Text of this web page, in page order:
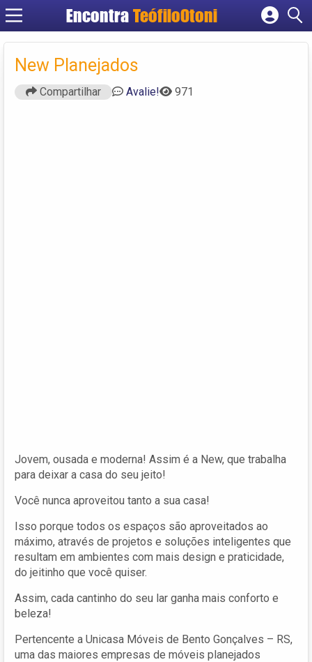
Encontra TeófiloOtoni
Cadastrar empresa
New Planejados
Compartilhar Avalie! 971
Jovem, ousada e moderna! Assim é a New, que trabalha
para deixar a casa do seu jeito!
Você nunca aproveitou tanto a sua casa!
Isso porque todos os espaços são aproveitados ao
máximo, através de projetos e soluções inteligentes que
resultam em ambientes com mais design e praticidade,
do jeitinho que você quiser.
Assim, cada cantinho do seu lar ganha mais conforto e
beleza!
Pertencente a Unicasa Móveis de Bento Gonçalves – RS,
uma das maiores empresas de móveis planejados